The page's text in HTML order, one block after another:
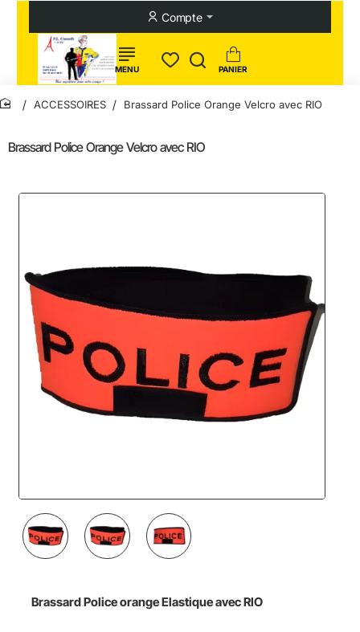
Compte
Brassard Police Orange Velcro avec RIO
home
ACCESSOIRES Brassard Police Orange Velcro avec RIO
Brassard Police orange Elastique avec RIO